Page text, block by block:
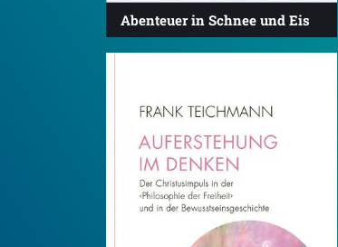
Abenteuer in Schnee und Eis